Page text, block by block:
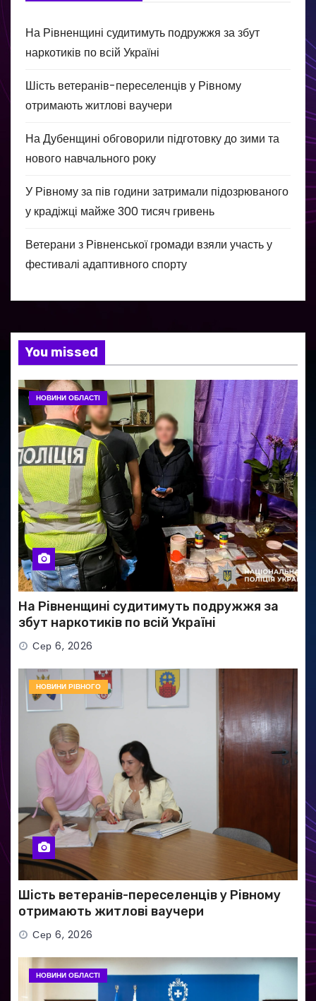
На Рівненщині судитимуть подружжя за збут
наркотиків по всій Україні
Шість ветеранів-переселенців у Рівному
отримають житлові ваучери
На Дубенщині обговорили підготовку до зими та
нового навчального року
У Рівному за пів години затримали підозрюваного
у крадіжці майже 300 тисяч гривень
Ветерани з Рівненської громади взяли участь у
фестивалі адаптивного спорту
You missed
НОВИНИ ОБЛАСТІ
На Рівненщині судитимуть подружжя за
збут наркотиків по всій Україні
Сер 6, 2026
НОВИНИ РІВНОГО
Шість ветеранів-переселенців у Рівному
отримають житлові ваучери
Сер 6, 2026
НОВИНИ ОБЛАСТІ